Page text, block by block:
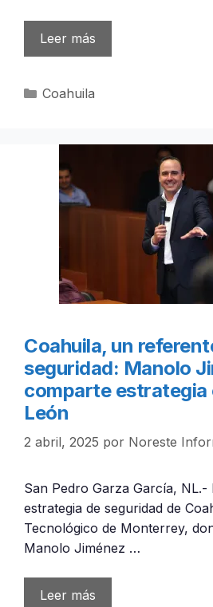
Leer más
Categorías
Coahuila
Coahuila, un
seguridad: Manolo
comparte estrategia
León
2 abril, 2025 por Noreste
San Pedro Garza García, NL.-
estrategia de seguridad de
Tecnológico de Monterrey,
Manolo Jiménez …
Leer más